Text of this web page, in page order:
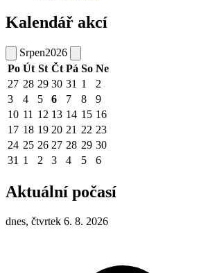
Kalendář akcí
Srpen2026
Po Út St Čt Pá So Ne
27 28 29 30 31 1
2
3
4 5 6 7 8
9
10 11 12 13 14 15 16
17 18 19 20 21 22 23
24 25 26 27 28 29 30
31 1 2 3 4 5 6
Aktuální počasí
dnes, čtvrtek 6. 8. 2026